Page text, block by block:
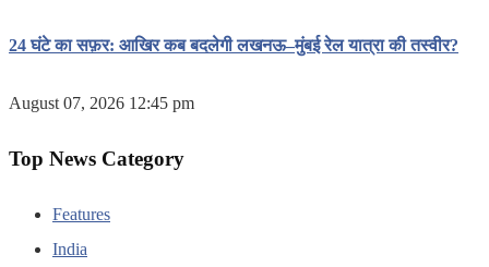
24 घंटे का सफ़र: आखिर कब बदलेगी लखनऊ–मुंबई रेल यात्रा की तस्वीर?
August 07, 2026 12:45 pm
Top News Category
Features
India